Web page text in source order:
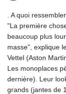
. A quoi
"La première
beaucoup plus
masse", explique
Vettel (Aston
Les monoplaces
dernière). Leur
grands (jantes de